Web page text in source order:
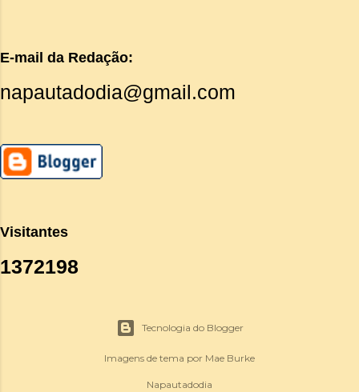
E-mail da Redação:
napautadodia@gmail.com
Visitantes
1372198
Tecnologia do Blogger
Imagens de tema por Mae Burke
Napautadodia